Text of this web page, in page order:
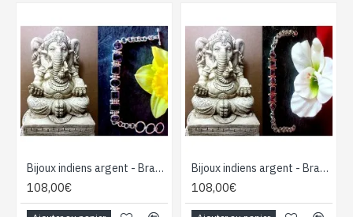
Bijoux indiens argent - Bracelet indien Améthyste
108,00€
Bijoux indiens argent - Bracelet indien Améthyste
108,00€